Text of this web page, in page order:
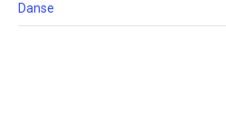
Danse